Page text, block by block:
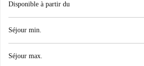
Disponible à partir du
Séjour min.
Séjour max.